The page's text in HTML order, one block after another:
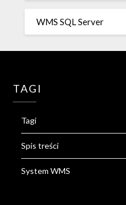
WMS SQL Server
TAGI
Tagi
Spis treści
System WMS